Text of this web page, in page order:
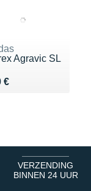
Agravic SL
€ 160 €
VERZENDING
BINNEN 24 UUR